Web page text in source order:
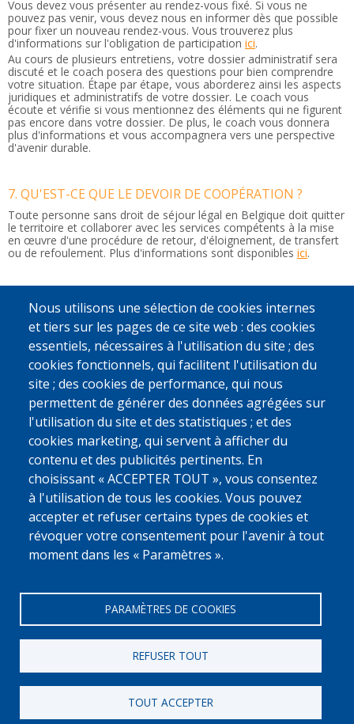
Vous devez vous présenter au rendez-vous fixé. Si vous ne
pouvez pas venir, vous devez nous en informer dès que possible
pour fixer un nouveau rendez-vous. Vous trouverez plus
d'informations sur l'obligation de participation ici.
Au cours de plusieurs entretiens, votre dossier administratif sera
discuté et le coach posera des questions pour bien comprendre
votre situation. Étape par étape, vous aborderez ainsi les aspects
juridiques et administratifs de votre dossier. Le coach vous
écoute et vérifie si vous mentionnez des éléments qui ne figurent
pas encore dans votre dossier. De plus, le coach vous donnera
plus d'informations et vous accompagnera vers une perspective
d'avenir durable.
7. QU'EST-CE QUE LE DEVOIR DE COOPÉRATION ?
Toute personne sans droit de séjour légal en Belgique doit quitter
le territoire et collaborer avec les services compétents à la mise
en œuvre d'une procédure de retour, d'éloignement, de transfert
ou de refoulement. Plus d'informations sont disponibles ici.
8. QUE SE PASSE-T-IL SI JE NE QUITTE PAS LA BELGIQUE
Si vous ne quittez pas la Belgique par vos propres moyens ou
avec notre soutien, la police peut vous arrêter. La décision peut
alors être prise de vous placer dans un centre de rétention ou une
unité résidentielle pendant que votre voyage de retour est
organisé vers votre pays d'origine ou un autre pays où vous avez
un droit de séjour. Si vous ne respectez pas ceci, vous risquez
alors de recevoir une interdiction d'entrée sur le territoire.
9. QU'EST-CE QU'UNE INTERDICTION D'ENTRÉE ?
Cette interdiction signifie que vous ne pouvez plus vous rendre
dans l'un des États membres de l'espace Schengen pendant une
certaine période. Vous ferez également l'objet d'un signalement
dans tout l'espace Schengen. La durée de l'interdiction d'entrée
est indiquée sur le document et dépend de votre situation
personnelle.
0800 327 45
Déclaration relative aux cookies
Vie privée, copyright et disclaimer
Cookie Settings
Nous utilisons une sélection de cookies internes
et tiers sur les pages de ce site web : des cookies
essentiels, nécessaires à l'utilisation du site ; des
cookies fonctionnels, qui facilitent l'utilisation du
site ; des cookies de performance, qui nous
permettent de générer des données agrégées sur
l'utilisation du site et des statistiques ; et des
cookies marketing, qui servent à afficher du
contenu et des publicités pertinents. En
choisissant « ACCEPTER TOUT », vous consentez
à l'utilisation de tous les cookies. Vous pouvez
accepter et refuser certains types de cookies et
révoquer votre consentement pour l'avenir à tout
moment dans les « Paramètres ».
PARAMÈTRES DE COOKIES
REFUSER TOUT
TOUT ACCEPTER